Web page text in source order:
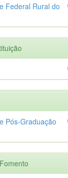
Federal Rural do
Pós-Graduação